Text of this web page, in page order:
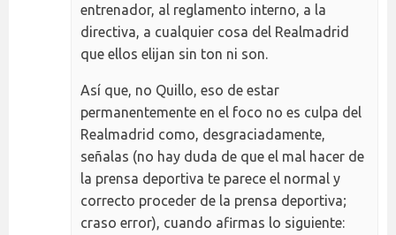
entrenador, al reglamento interno, a la
directiva, a cualquier cosa del Realmadrid
que ellos elijan sin ton ni son.
Así que, no Quillo, eso de estar
permanentemente en el foco no es culpa del
Realmadrid como, desgraciadamente,
señalas (no hay duda de que el mal hacer de
la prensa deportiva te parece el normal y
correcto proceder de la prensa deportiva;
craso error), cuando afirmas lo siguiente: